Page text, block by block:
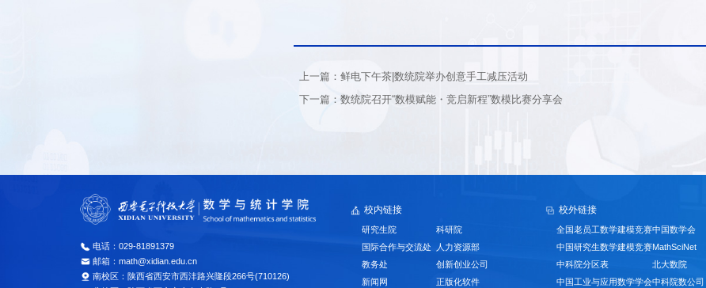
上一篇：鲜电下午茶|数统院举办创意手工减压活动
下一篇：数统院召开“数模赋能・竞启新程”数模比赛分享会
电话：029-81891379
邮箱：math@xidian.edu.cn
南校区：陕西省西安市西沣路兴隆段266号(710126)
校内链接
研究生院
科研院
国际合作与交流处
人力资源部
教务处
创新创业公司
新闻网
正版化软件
校外链接
全国老员工数学建模竞赛中国数学会
中国研究生数学建模竞赛MathSciNet
中科院分区表
北大数院
中国工业与应用数学学会中科院数公司